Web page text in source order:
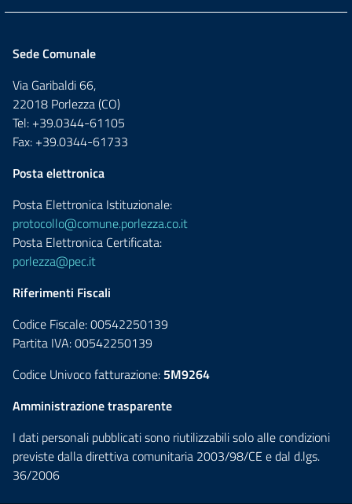
Sede Comunale
Via Garibaldi 66,
22018 Porlezza (CO)
Tel: +39.0344-61105
Fax: +39.0344-61733
Posta elettronica
Posta Elettronica Istituzionale:
protocollo@comune.porlezza.co.it
Posta Elettronica Certificata:
porlezza@pec.it
Riferimenti Fiscali
Codice Fiscale: 00542250139
Partita IVA: 00542250139
Codice Univoco fatturazione: 5M9264
Amministrazione trasparente
I dati personali pubblicati sono riutilizzabili solo alle condizioni
previste dalla direttiva comunitaria 2003/98/CE e dal d.lgs.
36/2006